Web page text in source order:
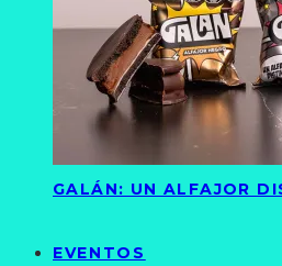
GALÁN: UN ALFAJOR
EVENTOS